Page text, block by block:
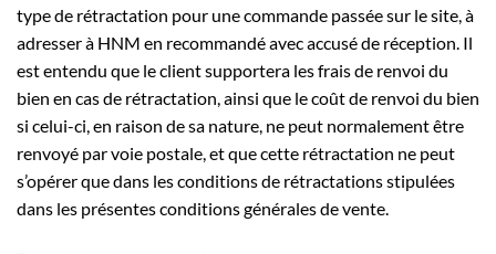
type de rétractation pour une commande passée sur le site, à
adresser à HNM en recommandé avec accusé de réception. Il
est entendu que le client supportera les frais de renvoi du
bien en cas de rétractation, ainsi que le coût de renvoi du bien
si celui-ci, en raison de sa nature, ne peut normalement être
renvoyé par voie postale, et que cette rétractation ne peut
s’opérer que dans les conditions de rétractations stipulées
dans les présentes conditions générales de vente.